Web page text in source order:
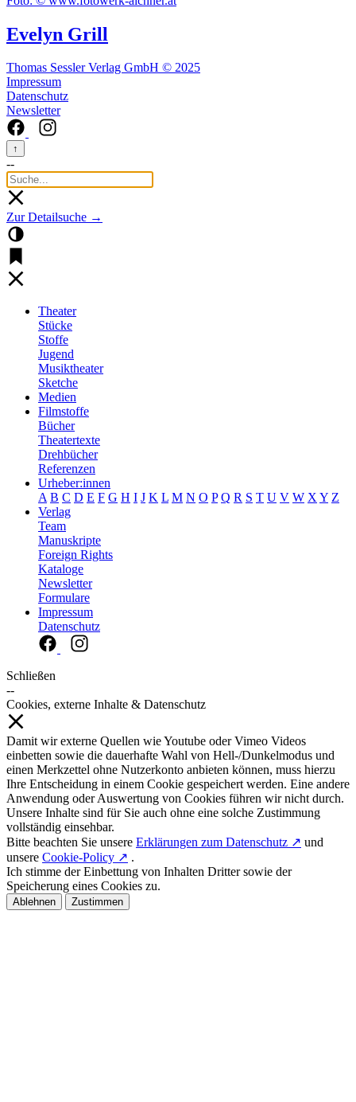
Evelyn Grill
Thomas Sessler Verlag GmbH © 2025
Impressum
Datenschutz
Newsletter
↑
--
Zur Detailsuche →
Theater
Stücke
Stoffe
Jugend
Musiktheater
Sketche
Medien
Filmstoffe
Bücher
Theatertexte
Drehbücher
Referenzen
Urheber:innen
A B C D E F G H I J K L M N O P Q R S T U V W XY Z
Verlag
Team
Manuskripte
Foreign Rights
Kataloge
Newsletter
Formulare
Impressum
Datenschutz
Schließen
--
Cookies, externe Inhalte & Datenschutz
Damit wir externe Quellen wie Youtube oder Vimeo Videos
einbetten sowie die dauerhafte Wahl von Hell-/Dunkelmodus und
einen Merkzettel ohne Nutzerkonto anbieten können, muss hierzu
Ihre Entscheidung in einem Cookie gespeichert werden. Eine andere
Anwendung oder Auswertung von Cookies führen wir nicht durch.
Unsere Inhalte sind für Sie auch ohne eine solche Zustimmung
vollständig einsehbar.
Bitte beachten Sie unsere Erklärungen zum Datenschutz ↗ und
unsere Cookie-Policy ↗ .
Ich stimme der Einbettung von Inhalten Dritter sowie der
Speicherung eines Cookies zu.
Ablehnen Zustimmen